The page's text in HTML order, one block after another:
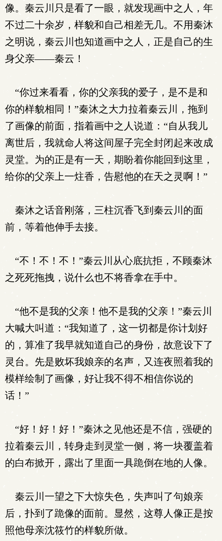
像。秦云川只是看了一眼，就发现画中之人，年
不过二十余岁，样貌和自己相差无几。不用秦沐
之明说，秦云川也知道画中之人，正是自己的生
身父亲——秦云！
“你过来看看，你的父亲我的爱子，是不是和
你的样貌相同！”秦沐之大力拉着秦云川，拖到
了画像的前面，指着画中之人说道：“自从我儿
离世后，我就命人将这间屋子完全封闭起来改成
灵堂。为的正是有一天，期盼着你能回到这里，
给你的父亲上一炷香，告慰他的在天之灵啊！”
秦沐之话音刚落，三柱沉香飞到秦云川的面
前，等着他伸手去接。
“不！不！不！”秦云川从心底抗拒，不顾秦沐
之死死拖拽，说什么也不将香拿在手中。
“他不是我的父亲！他不是我的父亲！”秦云川
大喊大叫道：“我知道了，这一切都是你计划好
的，算准了我早就知道自己的身份，故意设下了
灵台。先是败坏我娘亲的名声，又连夜照着我的
模样绘制了画像，好让我不得不相信你说的
话！”
“好！好！好！”秦沐之见他还是不信，强硬的
拉着秦云川，转身走到灵堂一侧，将一块覆盖着
的白布掀开，露出了里面一具跪倒在地的人像。
秦云川一望之下大惊失色，失声叫了句娘亲
后，扑到了跪像的面前。显然，这尊人像正是按
照他母亲沈筱竹的样貌所做。